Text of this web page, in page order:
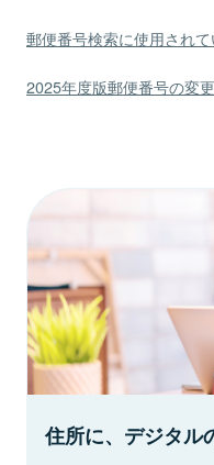
郵便番号検索に使用され
2025年度版郵便番号の変
住所に、デジタル